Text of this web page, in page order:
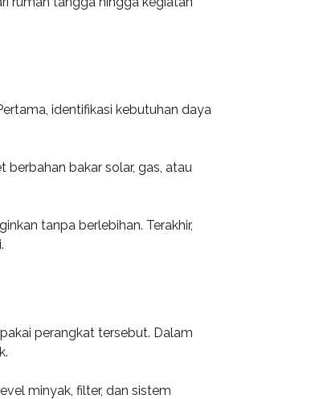
identifikasi kebutuhan daya
bakar solar, gas, atau
tanpa berlebihan. Terakhir,
perangkat tersebut. Dalam
minyak, filter, dan sistem